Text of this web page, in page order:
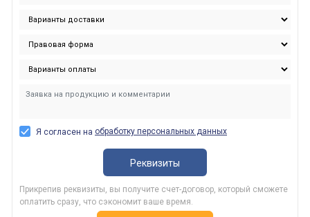
Я согласен на обработку персональных данных
Реквизиты
Прикрепив реквизиты, вы получите счет-договор, который сможете
оплатить сразу, что сэкономит ваше время.